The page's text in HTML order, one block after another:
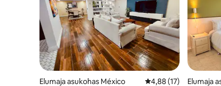
Elumaja asukohas México Keskmine hinnang
4,88 (17)
Elumaja